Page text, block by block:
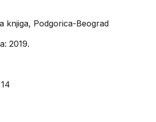
knjiga, Podgorica-Beograd
2019.